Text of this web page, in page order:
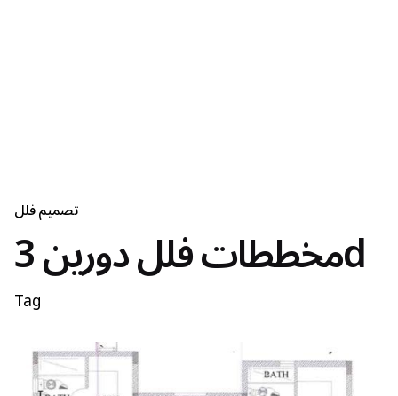
تصميم فلل
مخططات فلل دورين 3d
Tag